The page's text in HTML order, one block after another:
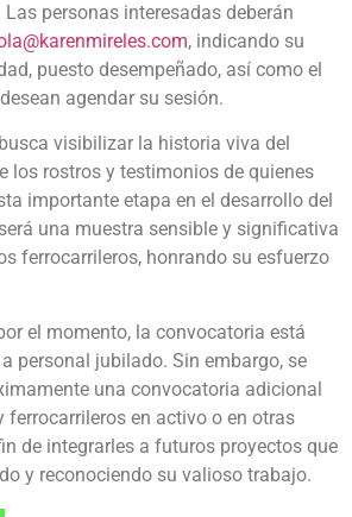
personas interesadas deberán
, indicando su
puesto desempeñado, así como el
agendar su sesión.
visibilizar la historia viva del
los rostros y testimonios de quienes
importante etapa en el desarrollo del
una muestra sensible y significativa
ferrocarrileros, honrando su esfuerzo
el momento, la convocatoria está
personal jubilado. Sin embargo, se
una convocatoria adicional
ferrocarrileros en activo o en otras
de integrarles a futuros proyectos que
y reconociendo su valioso trabajo.